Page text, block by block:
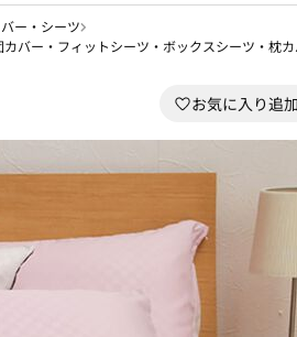
ー・シーツ
バー・フィットシーツ・ボックスシーツ・枕